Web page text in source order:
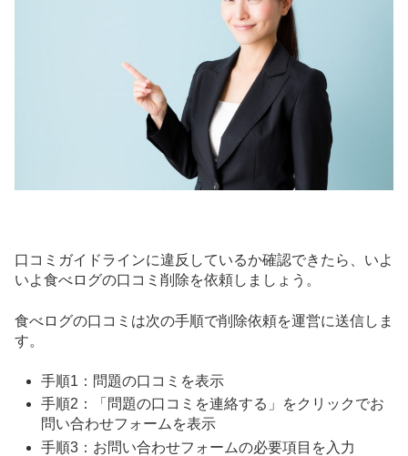
口コミガイドラインに違反しているか確認できたら、いよ
いよ食べログの口コミ削除を依頼しましょう。
食べログの口コミは次の手順で削除依頼を運営に送信しま
す。
手順1：問題の口コミを表示
手順2：「問題の口コミを連絡する」をクリックでお
問い合わせフォームを表示
手順3：お問い合わせフォームの必要項目を入力